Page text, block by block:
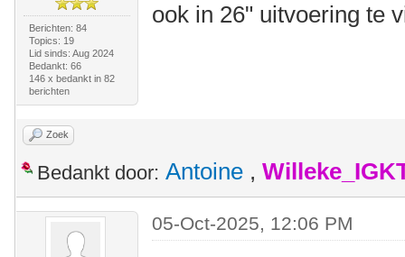
Berichten: 84
Topics: 19
Lid sinds: Aug 2024
Bedankt: 66
146 x bedankt in 82
berichten
ook in 26" uitvoering te
Zoek
Bedankt door: Antoine ,
05-Oct-2025, 12:06 PM